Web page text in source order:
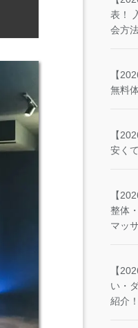
表！
会方
【
無料
【
安く
【
整体
マッ
【
い・
紹介！